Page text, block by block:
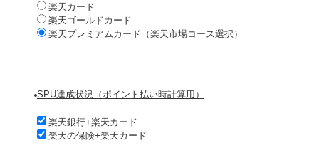
楽天カード
楽天ゴールドカード
楽天プレミアムカード（楽天市場コース選択）
SPU達成状況（ポイント払い時計算用）
楽天銀行+楽天カード
楽天の保険+楽天カード